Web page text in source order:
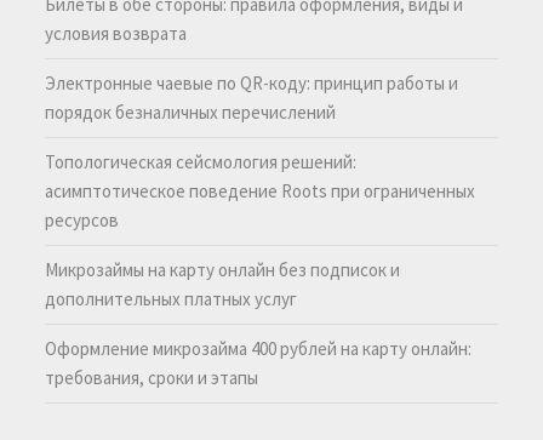
условия возврата
Электронные чаевые по QR-коду: принцип работы и
порядок безналичных перечислений
Топологическая сейсмология решений:
асимптотическое поведение Roots при ограниченных
ресурсов
Микрозаймы на карту онлайн без подписок и
дополнительных платных услуг
Оформление микрозайма 400 рублей на карту онлайн:
требования, сроки и этапы